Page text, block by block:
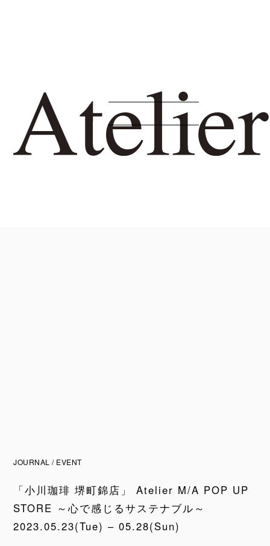
JOURNAL / EVENT
「小川珈琲 堺町錦店」 Atelier M/A POP UP
STORE ～心で感じるサステナブル～
2023.05.23(Tue) – 05.28(Sun)